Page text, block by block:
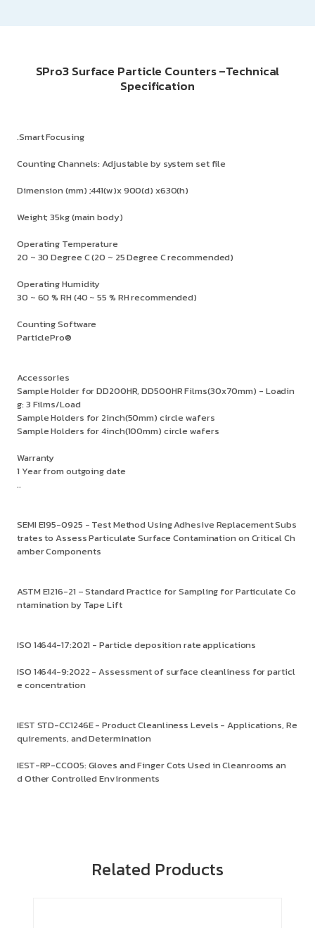
SPro3 Surface Particle Counters –Technical
Specification
.Smart Focusing
Counting Channels: Adjustable by system set file
Dimension (mm) ;441(w)x 900(d) x630(h)
Weight; 35kg (main body)
Operating Temperature
20 ~ 30 Degree C (20 ~ 25 Degree C recommended)
Operating Humidity
30 ~ 60 % RH (40 ~ 55 % RH recommended)
Counting Software
ParticlePro®
Accessories
Sample Holder for DD200HR, DD500HR Films(30x70mm) - Loadin
g: 3 Films/Load
Sample Holders for 2inch(50mm) circle wafers
Sample Holders for 4inch(100mm) circle wafers
Warranty
1 Year from outgoing date
..
SEMI E195-0925 - Test Method Using Adhesive Replacement Subs
trates to Assess Particulate Surface Contamination on Critical Ch
amber Components
ASTM E1216-21 – Standard Practice for Sampling for Particulate Co
ntamination by Tape Lift
ISO 14644-17:2021 - Particle deposition rate applications
ISO 14644-9:2022 - Assessment of surface cleanliness for particl
e concentration
IEST STD-CC1246E - Product Cleanliness Levels - Applications, Re
quirements, and Determination
IEST-RP-CC005: Gloves and Finger Cots Used in Cleanrooms an
d Other Controlled Environments
Related Products